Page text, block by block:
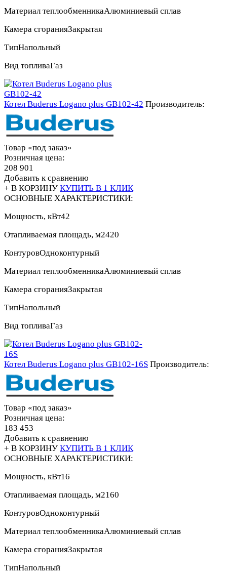
Материал теплообменникаАлюминиевый сплав
Камера сгоранияЗакрытая
ТипНапольный
Вид топливаГаз
Котел Buderus Logano plus GB102-42 Производитель:
Товар «под заказ»
Розничная цена:
208 901
Добавить к сравнению
+ В КОРЗИНУ КУПИТЬ В 1 КЛИК
ОСНОВНЫЕ ХАРАКТЕРИСТИКИ:
Мощность, кВт42
Отапливаемая площадь, м2420
КонтуровОдноконтурный
Материал теплообменникаАлюминиевый сплав
Камера сгоранияЗакрытая
ТипНапольный
Вид топливаГаз
Котел Buderus Logano plus GB102-16S Производитель:
Товар «под заказ»
Розничная цена:
183 453
Добавить к сравнению
+ В КОРЗИНУ КУПИТЬ В 1 КЛИК
ОСНОВНЫЕ ХАРАКТЕРИСТИКИ:
Мощность, кВт16
Отапливаемая площадь, м2160
КонтуровОдноконтурный
Материал теплообменникаАлюминиевый сплав
Камера сгоранияЗакрытая
ТипНапольный